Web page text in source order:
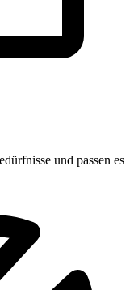
und passen es